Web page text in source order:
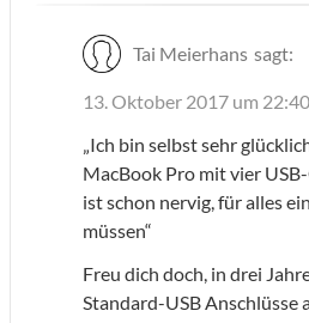
Tai Meierhans sagt:
13. Oktober 2017 um 22:40
„Ich bin selbst sehr
MacBook Pro mit vier
ist schon nervig, für alles
müssen“
Freu dich doch, in drei
Standard-USB Anschlüsse